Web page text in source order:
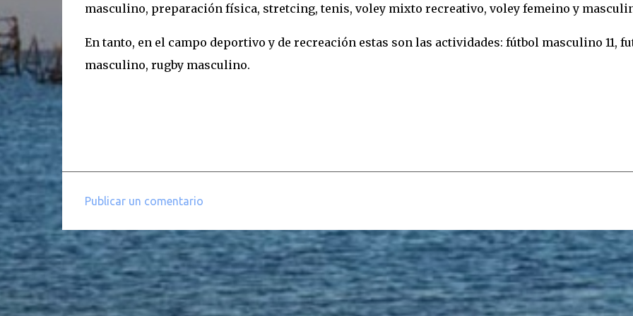
masculino, preparación física, stretcing, tenis, voley mixto recreativo, voley femeino y
En tanto, en el campo deportivo y de recreación estas son las actividades: fútbol masculino 11,
masculino, rugby masculino.
o
m
e
n
Publicar un comentario